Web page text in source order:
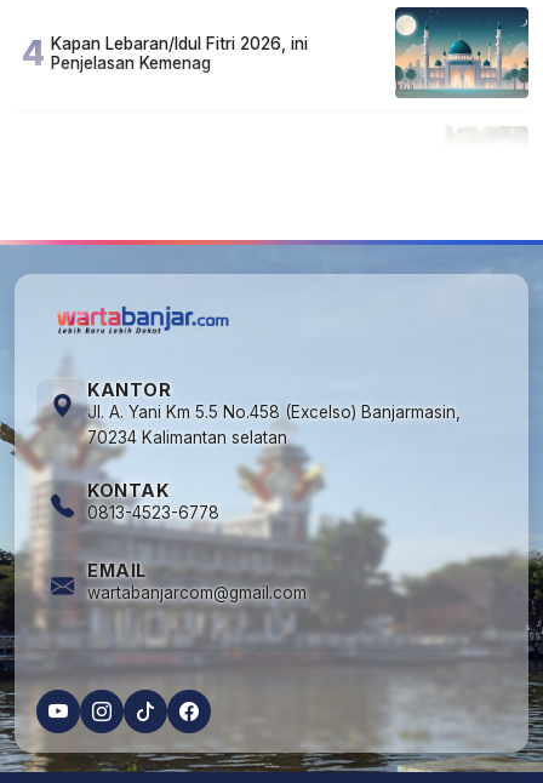
4 Kapan Lebaran/Idul Fitri 2026, ini
Penjelasan Kemenag
KANTOR
Jl. A. Yani Km 5.5 No.458 (Excelso) Banjarmasin,
70234 Kalimantan selatan
KONTAK
0813-4523-6778
EMAIL
wartabanjarcom@gmail.com